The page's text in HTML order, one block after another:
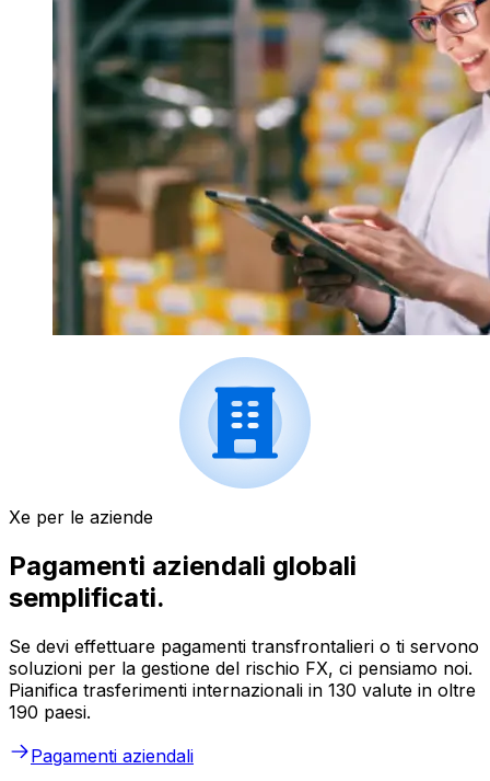
Xe per le aziende
Pagamenti aziendali globali
semplificati.
Se devi effettuare pagamenti transfrontalieri o ti servono
soluzioni per la gestione del rischio FX, ci pensiamo noi.
Pianifica trasferimenti internazionali in 130 valute in oltre
190 paesi.
Pagamenti aziendali